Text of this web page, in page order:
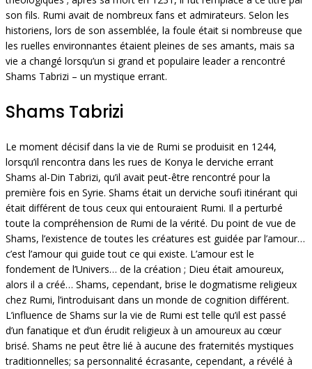
son fils. Rumi avait de nombreux fans et admirateurs. Selon les
historiens, lors de son assemblée, la foule était si nombreuse que
les ruelles environnantes étaient pleines de ses amants, mais sa
vie a changé lorsqu’un si grand et populaire leader a rencontré
Shams Tabrizi – un mystique errant.
Shams Tabrizi
Le moment décisif dans la vie de Rumi se produisit en 1244,
lorsqu’il rencontra dans les rues de Konya le derviche errant
Shams al-Din Tabrizi, qu’il avait peut-être rencontré pour la
première fois en Syrie. Shams était un derviche soufi itinérant qui
était différent de tous ceux qui entouraient Rumi. Il a perturbé
toute la compréhension de Rumi de la vérité. Du point de vue de
Shams, l’existence de toutes les créatures est guidée par l’amour…
c’est l’amour qui guide tout ce qui existe. L’amour est le
fondement de l’Univers… de la création ; Dieu était amoureux,
alors il a créé… Shams, cependant, brise le dogmatisme religieux
chez Rumi, l’introduisant dans un monde de cognition différent.
L’influence de Shams sur la vie de Rumi est telle qu’il est passé
d’un fanatique et d’un érudit religieux à un amoureux au cœur
brisé. Shams ne peut être lié à aucune des fraternités mystiques
traditionnelles; sa personnalité écrasante, cependant, a révélé à